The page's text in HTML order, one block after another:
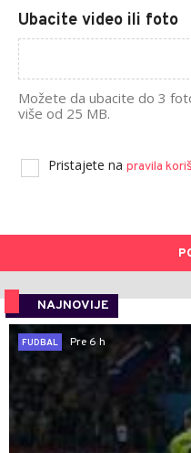
Ubacite video ili foto
Možete da ubacite do 3
više od 25 MB.
Pristajete na pravila
NAJNOVIJE
FUDBAL
Pre 6 h